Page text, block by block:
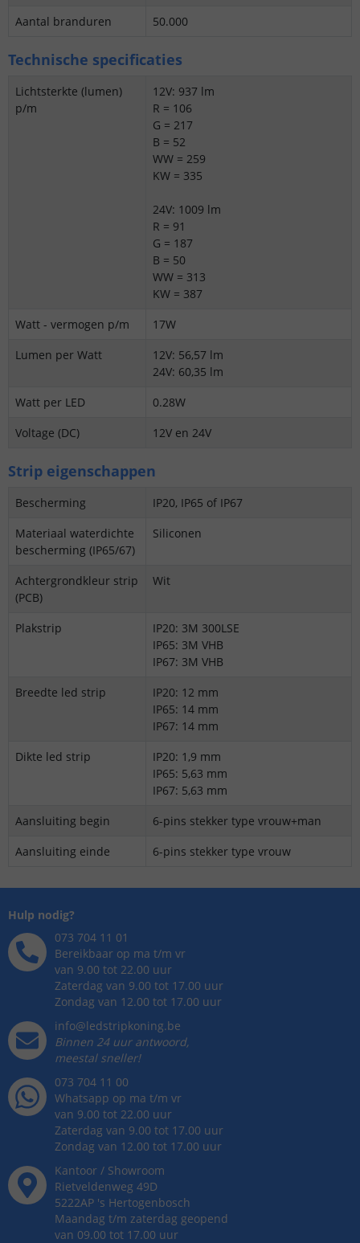
Aantal branduren
50.000
Technische specificaties
Lichtsterkte (lumen)
p/m
12V: 937 lm
R = 106
G = 217
B = 52
WW = 259
KW = 335
24V: 1009 lm
R = 91
G = 187
B = 50
WW = 313
KW = 387
Watt - vermogen p/m
17W
Lumen per Watt
12V: 56,57 lm
24V: 60,35 lm
Watt per LED
0.28W
Voltage (DC)
12V en 24V
Strip eigenschappen
Bescherming
IP20, IP65 of IP67
Materiaal waterdichte
bescherming (IP65/67)
Siliconen
Achtergrondkleur strip
(PCB)
Wit
Plakstrip
IP20: 3M 300LSE
IP65: 3M VHB
IP67: 3M VHB
Breedte led strip
IP20: 12 mm
IP65: 14 mm
IP67: 14 mm
Dikte led strip
IP20: 1,9 mm
IP65: 5,63 mm
IP67: 5,63 mm
Aansluiting begin
6-pins stekker type vrouw+man
Aansluiting einde
6-pins stekker type vrouw
Hulp nodig?
073 704 11 01
Bereikbaar op ma t/m vr
van 9.00 tot 22.00 uur
Zaterdag van 9.00 tot 17.00 uur
Zondag van 12.00 tot 17.00 uur
info@ledstripkoning.be
Binnen 24 uur antwoord,
meestal sneller!
073 704 11 00
Whatsapp op ma t/m vr
van 9.00 tot 22.00 uur
Zaterdag van 9.00 tot 17.00 uur
Zondag van 12.00 tot 17.00 uur
Kantoor / Showroom
Rietveldenweg 49D
5222AP 's Hertogenbosch
Maandag t/m zaterdag geopend
van 09.00 tot 17.00 uur